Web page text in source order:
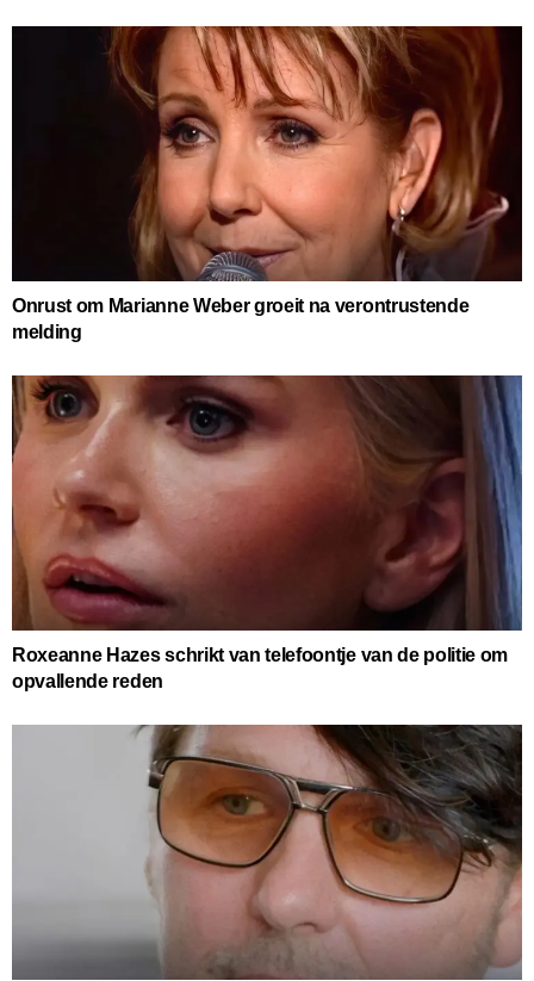
Onrust om Marianne Weber groeit na verontrustende
melding
Roxeanne Hazes schrikt van telefoontje van de politie om
opvallende reden